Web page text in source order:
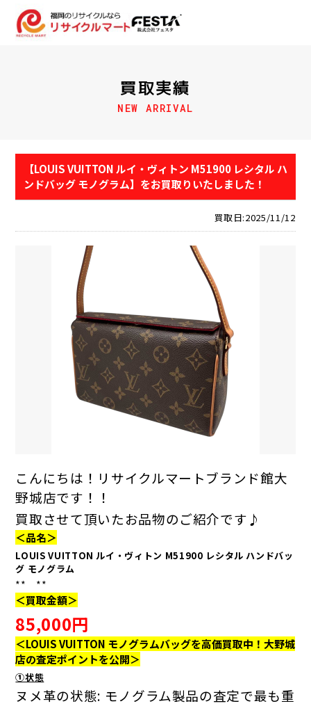
買取実績
NEW ARRIVAL
【LOUIS VUITTON ルイ・ヴィトン M51900 レシタル ハ
ンドバッグ モノグラム】をお買取りいたしました！
買取日:2025/11/12
こんにちは！リサイクルマートブランド館大
野城店です！！
買取させて頂いたお品物のご紹介です♪
＜品名＞
LOUIS VUITTON ルイ・ヴィトン M51900 レシタル ハンドバッ
グ モノグラム
** **
＜買取金額＞
85,000円
＜LOUIS VUITTON モノグラムバッグを高価買取中！大野城
店の査定ポイントを公開＞
①状態
ヌメ革の状態: モノグラム製品の査定で最も重